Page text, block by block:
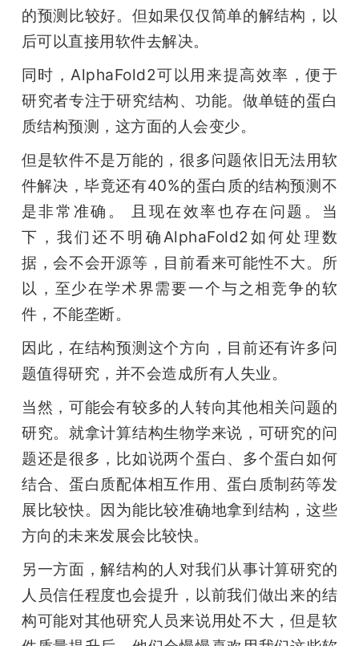
的预测比较好。但如果仅仅简单的解结构，以
后可以直接用软件去解决。
同时，AlphaFold2可以用来提高效率，便于
研究者专注于研究结构、功能。做单链的蛋白
质结构预测，这方面的人会变少。
但是软件不是万能的，很多问题依旧无法用软
件解决，毕竟还有40%的蛋白质的结构预测不
是非常准确。 且现在效率也存在问题。当
下，我们还不明确AlphaFold2如何处理数
据，会不会开源等，目前看来可能性不大。所
以，至少在学术界需要一个与之相竞争的软
件，不能垄断。
因此，在结构预测这个方向，目前还有许多问
题值得研究，并不会造成所有人失业。
当然，可能会有较多的人转向其他相关问题的
研究。就拿计算结构生物学来说，可研究的问
题还是很多，比如说两个蛋白、多个蛋白如何
结合、蛋白质配体相互作用、蛋白质制药等发
展比较快。因为能比较准确地拿到结构，这些
方向的未来发展会比较快。
另一方面，解结构的人对我们从事计算研究的
人员信任程度也会提升，以前我们做出来的结
构可能对其他研究人员来说用处不大，但是软